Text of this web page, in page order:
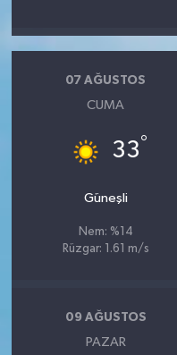
07 AĞUSTOS
CUMA
33°
Güneşli
Nem: %14
Rüzgar: 1.61 m/s
09 AĞUSTOS
PAZAR